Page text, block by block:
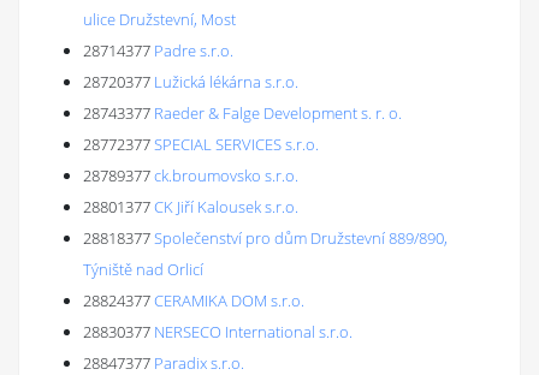
ulice Družstevní, Most
28714377 Padre s.r.o.
28720377 Lužická lékárna s.r.o.
28743377 Raeder & Falge Development s. r. o.
28772377SPECIAL SERVICES s.r.o.
28789377ck.broumovsko s.r.o.
28801377CK Jiří Kalousek s.r.o.
28818377Společenství pro dům Družstevní 889/890,
Týniště nad Orlicí
28824377CERAMIKA DOM s.r.o.
28830377 NERSECO International s.r.o.
28847377 Paradix s.r.o.